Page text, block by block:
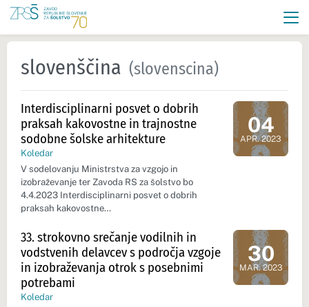
slovenščina (slovenscina)
Interdisciplinarni posvet o dobrih
praksah kakovostne in trajnostne
sodobne šolske arhitekture
Koledar
V sodelovanju Ministrstva za vzgojo in
izobraževanje ter Zavoda RS za šolstvo bo
4.4.2023 Interdisciplinarni posvet o dobrih
praksah kakovostne…
04
APR. 2023
Dan
33. strokovno srečanje vodilnih in
vodstvenih delavcev s področja vzgoje
in izobraževanja otrok s posebnimi
potrebami
Koledar
30
MAR. 2023
Dan